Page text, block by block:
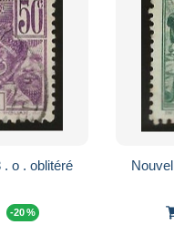
Nouvelle Caledonie . Y&T . 163 . o . oblitéré
-20 %